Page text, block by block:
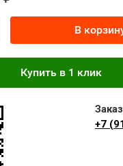
В
+7